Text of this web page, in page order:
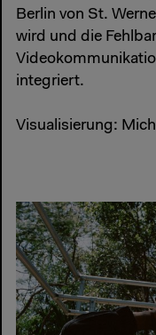
Berlin von St.
wird und die
integriert.
Visualisierung: